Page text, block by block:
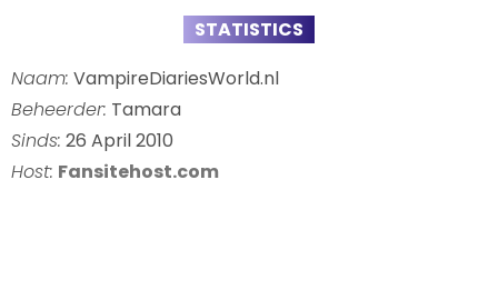
STATISTICS
Naam: VampireDiariesWorld.nl
Beheerder: Tamara
Sinds: 26 April 2010
Host: Fansitehost.com